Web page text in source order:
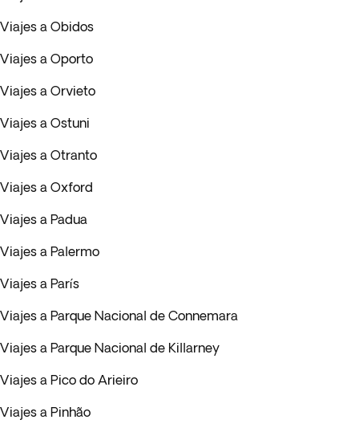
Viajes a Obidos
Viajes a Oporto
Viajes a Orvieto
Viajes a Ostuni
Viajes a Otranto
Viajes a Oxford
Viajes a Padua
Viajes a Palermo
Viajes a París
Viajes a Parque Nacional de Connemara
Viajes a Parque Nacional de Killarney
Viajes a Pico do Arieiro
Viajes a Pinhão